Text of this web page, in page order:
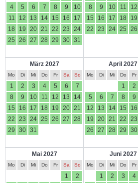
4
5 6 7 8 9
10
11
12 13 14 15 16
17
18
19 20 21 22 23
24
25
26 27 28 29 30 31
8
9 10 11 12
15
16 17 18 19
22
23 24 25 26
März 2027
Mo Di Mi Do Fr Sa So
1 2 3 4 5 6
7
8
9 10 11 12 13
14
15
16 17 18 19 20 21
22
23 24 25 26 27
28
29
30 31
April 2027
Mo Di Mi Do Fr
1 2
5
6 7 8 9
12
13 14 15 16
19
20 21 22 23
26
27 28 29 30
Mai 2027
Mo Di Mi Do Fr Sa So
1
2
Juni 2027
Mo Di Mi Do Fr
1 2 3 4